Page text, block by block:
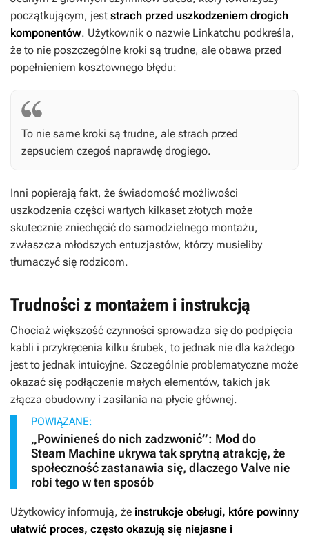
początkującym, jest strach przed uszkodzeniem drogich
komponentów. Użytkownik o nazwie Linkatchu podkreśla,
że to nie poszczególne kroki są trudne, ale obawa przed
popełnieniem kosztownego błędu:
To nie same kroki są trudne, ale strach przed
zepsuciem czegoś naprawdę drogiego.
Inni popierają fakt, że świadomość możliwości
uszkodzenia części wartych kilkaset złotych może
skutecznie zniechęcić do samodzielnego montażu,
zwłaszcza młodszych entuzjastów, którzy musieliby
tłumaczyć się rodzicom.
Trudności z montażem i instrukcją
Chociaż większość czynności sprowadza się do podpięcia
kabli i przykręcenia kilku śrubek, to jednak nie dla każdego
jest to jednak intuicyjne. Szczególnie problematyczne może
okazać się podłączenie małych elementów, takich jak
złącza obudowny i zasilania na płycie głównej.
POWIĄZANE:
„Powinieneś do nich zadzwonić”: Mod do
Steam Machine ukrywa tak sprytną atrakcję, że
społeczność zastanawia się, dlaczego Valve nie
robi tego w ten sposób
Użytkowicy informują, że instrukcje obsługi, które powinny
ułatwić proces, często okazują się niejasne i